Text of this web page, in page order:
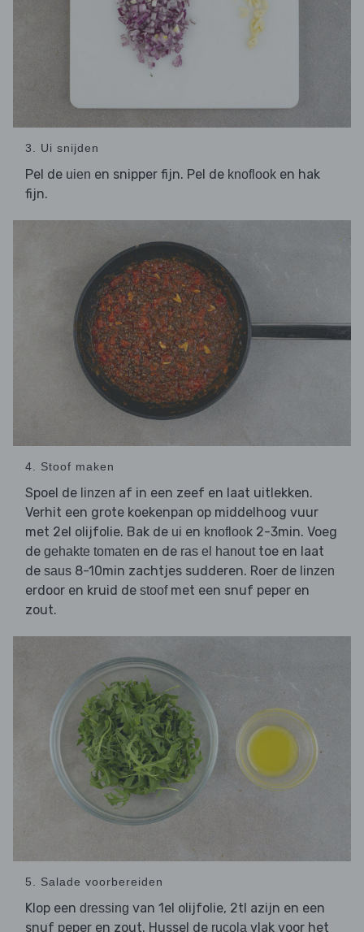
3. Ui snijden
Pel de uien en snipper fijn. Pel de knoflook en hak
fijn.
4. Stoof maken
Spoel de linzen af in een zeef en laat uitlekken.
Verhit een grote koekenpan op middelhoog vuur
met 2el olijfolie. Bak de ui en knoflook 2-3min. Voeg
de gehakte tomaten en de ras el hanout toe en laat
de saus 8-10min zachtjes sudderen. Roer de linzen
erdoor en kruid de stoofmet een snuf peper en
zout.
5. Salade voorbereiden
Klop een dressing van 1el olijfolie, 2tl azijn en een
snuf peper en zout. Hussel de rucola vlak voor het